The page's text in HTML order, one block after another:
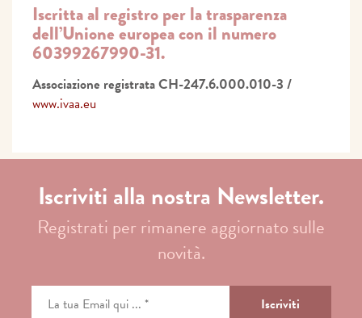
Iscritta al registro per la trasparenza
dell’Unione europea con il numero
60399267990-31.
Associazione registrata CH-247.6.000.010-3 /
www.ivaa.eu
Iscriviti alla nostra Newsletter.
Registrati per rimanere aggiornato sulle
novità.